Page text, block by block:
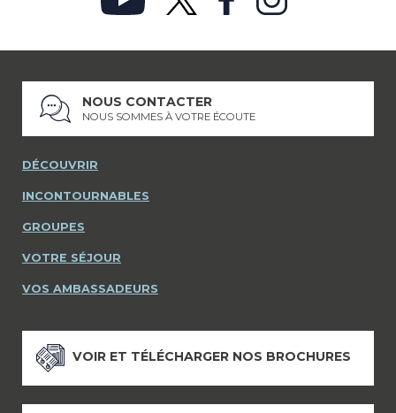
NOUS CONTACTER
NOUS SOMMES À VOTRE ÉCOUTE
DÉCOUVRIR
INCONTOURNABLES
GROUPES
VOTRE SÉJOUR
VOS AMBASSADEURS
VOIR ET TÉLÉCHARGER NOS BROCHURES